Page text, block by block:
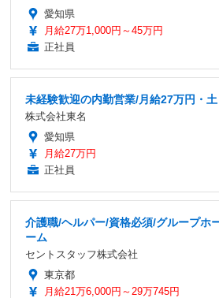
愛知県
月給27万1,000円～45万円
正社員
未経験歓迎の内勤営業/月給27万円・
株式会社東名
愛知県
月給27万円
正社員
介護職/ヘルパー/資格必須/グループホ
ーム
セントスタッフ株式会社
東京都
月給21万6,000円～29万745円